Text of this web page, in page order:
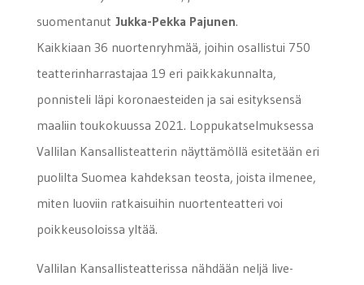
suomentanutJukka-Pekka Pajunen.
Kaikkiaan 36 nuortenryhmää, joihin osallistui 750
teatterinharrastajaa 19 eri paikkakunnalta,
ponnisteli läpi koronaesteiden ja sai esityksensä
maaliin toukokuussa 2021. Loppukatselmuksessa
Vallilan Kansallisteatterin näyttämöllä esitetään eri
puolilta Suomea kahdeksan teosta, joista ilmenee,
miten luoviin ratkaisuihin nuortenteatteri voi
poikkeusoloissa yltää.
Vallilan Kansallisteatterissa nähdään neljä live-